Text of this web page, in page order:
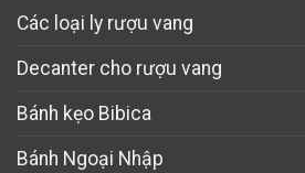
Các loại ly rượu vang
Decanter cho rượu vang
Bánh kẹo Bibica
Bánh Ngoại Nhập